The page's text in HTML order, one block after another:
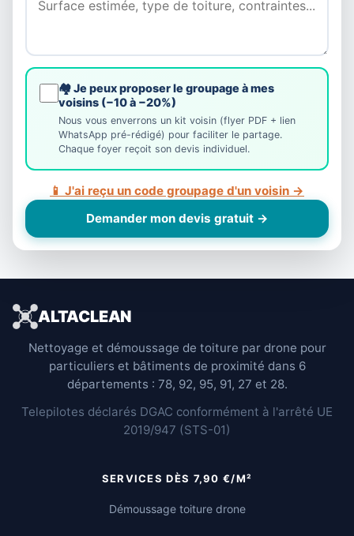
🏘️ Je peux proposer le groupage à mes
voisins (−10 à −20%)
Nous vous enverrons un kit voisin (flyer PDF + lien
WhatsApp pré-rédigé) pour faciliter le partage.
Chaque foyer reçoit son devis individuel.
📱 J'ai reçu un code groupage d'un voisin →
Demander mon devis gratuit →
ALTACLEAN
Nettoyage et démoussage de toiture par drone pour
particuliers et bâtiments de proximité dans 6
départements : 78, 92, 95, 91, 27 et 28.
Telepilotes déclarés DGAC conformément à l'arrêté UE
2019/947 (STS-01)
SERVICES DÈS 7,90 €/M²
Démoussage toiture drone